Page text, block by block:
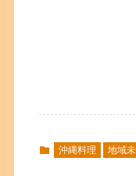
沖縄料理 地域